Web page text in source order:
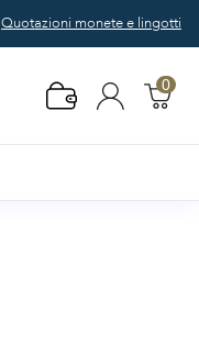
Quotazioni monete e lingotti
0